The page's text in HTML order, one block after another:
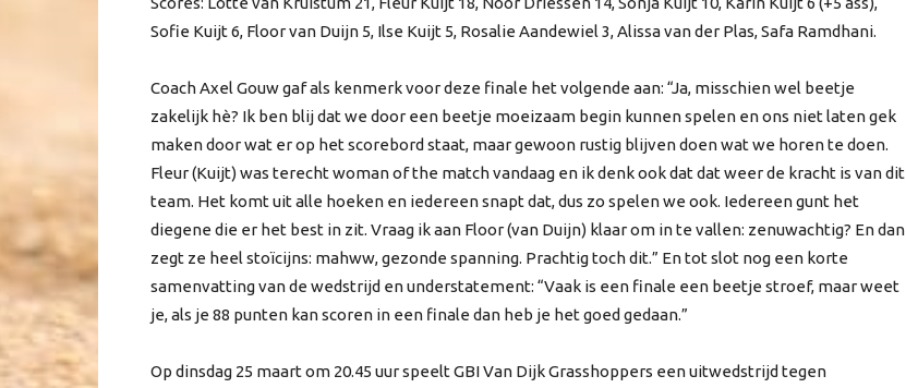
Sofie Kuijt 6, Floor van Duijn 5, Ilse Kuijt 5, Rosalie Aandewiel 3, Alissa van der Plas, Safa Ramdhani.
Coach Axel Gouw gaf als kenmerk voor deze finale het volgende aan: “Ja, misschien wel beetje
zakelijk hè? Ik ben blij dat we door een beetje moeizaam begin kunnen spelen en ons niet laten gek
maken door wat er op het scorebord staat, maar gewoon rustig blijven doen wat we horen te doen.
Fleur (Kuijt) was terecht woman of the match vandaag en ik denk ook dat dat weer de kracht is van dit
team. Het komt uit alle hoeken en iedereen snapt dat, dus zo spelen we ook. Iedereen gunt het
diegene die er het best in zit. Vraag ik aan Floor (van Duijn) klaar om in te vallen: zenuwachtig? En dan
zegt ze heel stoïcijns: mahww, gezonde spanning. Prachtig toch dit.” En tot slot nog een korte
samenvatting van de wedstrijd en understatement: “Vaak is een finale een beetje stroef, maar weet
je, als je 88 punten kan scoren in een finale dan heb je het goed gedaan.”
Op dinsdag 25 maart om 20.45 uur speelt GBI Van Dijk Grasshoppers een uitwedstrijd tegen